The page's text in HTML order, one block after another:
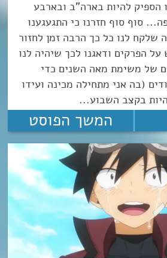
הספיק להיות בארה"ב ובארבע
סוף סוף חזרנו כי התגעגענו
שלקח לנו כל כך הרבה זמן לחזור
הפרקים ודאגנו לכך שיהיה לנו
של משימת מאה השנים כדי
(בה אני מתחילה מכינה ועידו
בקצב השבוע...
המשך הפוסט